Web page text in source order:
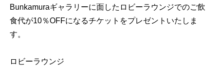
Bunkamuraギャラリーに面したロビーラウンジでのご飲
食代が10％OFFになるチケットをプレゼントいたしま
す。
ロビーラウンジ